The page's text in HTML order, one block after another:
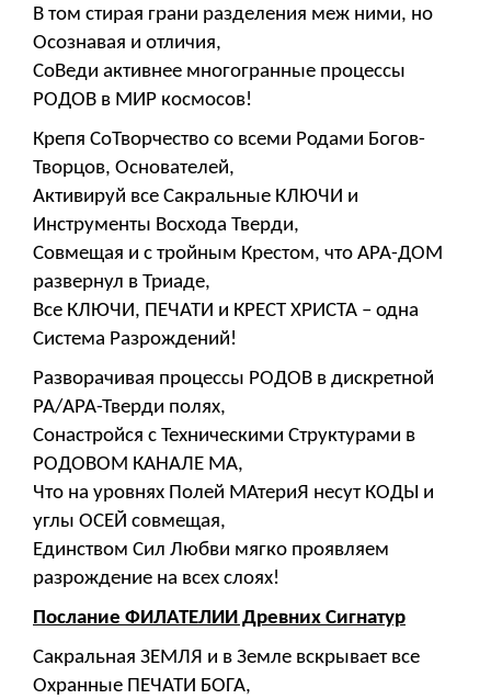
В том стирая грани разделения меж ними, но
Осознавая и отличия,
СоВеди активнее многогранные процессы
РОДОВ в МИР космосов!
Крепя СоТворчество со всеми Родами Богов-
Творцов, Основателей,
Активируй все Сакральные КЛЮЧИ и
Инструменты Восхода Тверди,
Совмещая и с тройным Крестом, что АРА-ДОМ
развернул в Триаде,
Все КЛЮЧИ, ПЕЧАТИ и КРЕСТ ХРИСТА – одна
Система Разрождений!
Разворачивая процессы РОДОВ в дискретной
РА/АРА-Тверди полях,
Сонастройся с Техническими Структурами в
РОДОВОМ КАНАЛЕ МА,
Что на уровнях Полей МАтериЯ несут КОДЫ и
углы ОСЕЙ совмещая,
Единством Сил Любви мягко проявляем
разрождение на всех слоях!
Послание ФИЛАТЕЛИИ Древних Сигнатур
Сакральная ЗЕМЛЯ и в Земле вскрывает все
Охранные ПЕЧАТИ БОГА,